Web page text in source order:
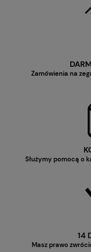
Zamówienia na
Służymy pomocą o
14
Masz prawo